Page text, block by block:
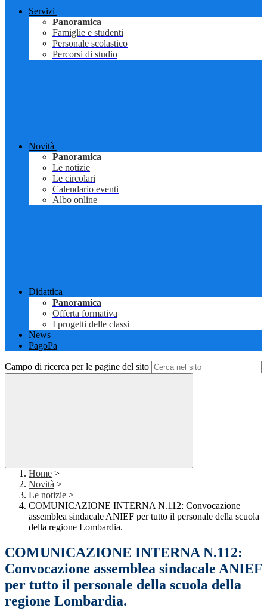
Servizi
Panoramica
Famiglie e studenti
Personale scolastico
Percorsi di studio
Novità
Panoramica
Le notizie
Le circolari
Calendario eventi
Albo online
Didattica
Panoramica
Offerta formativa
I progetti delle classi
News
PagoPa
Campo di ricerca per le pagine del sito
Home >
Novità >
Le notizie >
COMUNICAZIONE INTERNA N.112: Convocazione
assemblea sindacale ANIEF per tutto il personale della scuola
della regione Lombardia.
COMUNICAZIONE INTERNA N.112:
Convocazione assemblea sindacale ANIEF
per tutto il personale della scuola della
regione Lombardia.